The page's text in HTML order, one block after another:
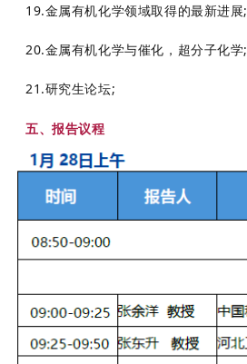
19.金属有机化学领域取得的最新进展;
20.金属有机化学与催化，超分子化学;
21.研究生论坛;
五、报告议程